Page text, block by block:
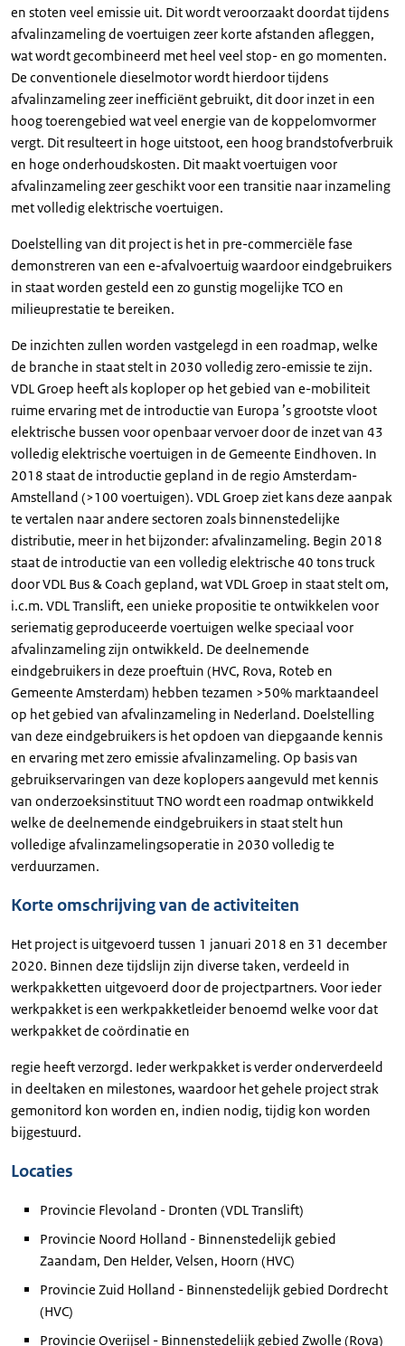
en stoten veel emissie uit. Dit wordt veroorzaakt doordat tijdens
afvalinzameling de voertuigen zeer korte afstanden afleggen,
wat wordt gecombineerd met heel veel stop- en go momenten.
De conventionele dieselmotor wordt hierdoor tijdens
afvalinzameling zeer inefficiënt gebruikt, dit door inzet in een
hoog toerengebied wat veel energie van de koppelomvormer
vergt. Dit resulteert in hoge uitstoot, een hoog brandstofverbruik
en hoge onderhoudskosten. Dit maakt voertuigen voor
afvalinzameling zeer geschikt voor een transitie naar inzameling
met volledig elektrische voertuigen.
Doelstelling van dit project is het in pre-commerciële fase
demonstreren van een e-afvalvoertuig waardoor eindgebruikers
in staat worden gesteld een zo gunstig mogelijke TCO en
milieuprestatie te bereiken.
De inzichten zullen worden vastgelegd in een roadmap, welke
de branche in staat stelt in 2030 volledig zero-emissie te zijn.
VDL Groep heeft als koploper op het gebied van e-mobiliteit
ruime ervaring met de introductie van Europa ’s grootste vloot
elektrische bussen voor openbaar vervoer door de inzet van 43
volledig elektrische voertuigen in de Gemeente Eindhoven. In
2018 staat de introductie gepland in de regio Amsterdam-
Amstelland (>100 voertuigen). VDL Groep ziet kans deze aanpak
te vertalen naar andere sectoren zoals binnenstedelijke
distributie, meer in het bijzonder: afvalinzameling. Begin 2018
staat de introductie van een volledig elektrische 40 tons truck
door VDL Bus & Coach gepland, wat VDL Groep in staat stelt om,
i.c.m. VDL Translift, een unieke propositie te ontwikkelen voor
seriematig geproduceerde voertuigen welke speciaal voor
afvalinzameling zijn ontwikkeld. De deelnemende
eindgebruikers in deze proeftuin (HVC, Rova, Roteb en
Gemeente Amsterdam) hebben tezamen >50% marktaandeel
op het gebied van afvalinzameling in Nederland. Doelstelling
van deze eindgebruikers is het opdoen van diepgaande kennis
en ervaring met zero emissie afvalinzameling. Op basis van
gebruikservaringen van deze koplopers aangevuld met kennis
van onderzoeksinstituut TNO wordt een roadmap ontwikkeld
welke de deelnemende eindgebruikers in staat stelt hun
volledige afvalinzamelingsoperatie in 2030 volledig te
verduurzamen.
Korte omschrijving van de activiteiten
Het project is uitgevoerd tussen 1 januari 2018 en 31 december
2020. Binnen deze tijdslijn zijn diverse taken, verdeeld in
werkpakketten uitgevoerd door de projectpartners. Voor ieder
werkpakket is een werkpakketleider benoemd welke voor dat
werkpakket de coördinatie en
regie heeft verzorgd. Ieder werkpakket is verder onderverdeeld
in deeltaken en milestones, waardoor het gehele project strak
gemonitord kon worden en, indien nodig, tijdig kon worden
bijgestuurd.
Locaties
Provincie Flevoland - Dronten (VDL Translift)
Provincie Noord Holland - Binnenstedelijk gebied
Zaandam, Den Helder, Velsen, Hoorn (HVC)
Provincie Zuid Holland - Binnenstedelijk gebied Dordrecht
(HVC)
Provincie Overijsel - Binnenstedelijk gebied Zwolle (Rova)